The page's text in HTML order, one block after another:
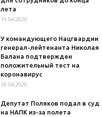
лета
19.04.2020
У командующего Нацгвардии
генерал-лейтенанта Николая
Балана подтвержден
положительный тест на
коронавирус
18.04.2020
Депутат Поляков подал в суд
на НАПК из-за полета